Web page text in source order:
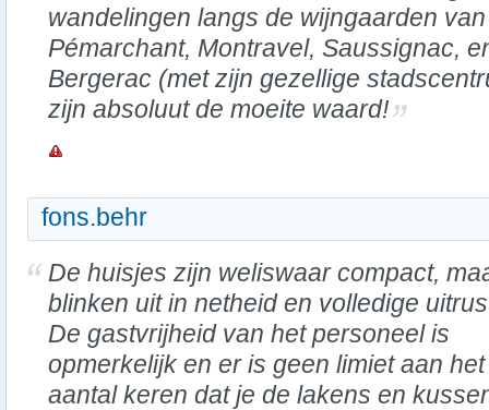
wandelingen langs de wijngaarden
Pémarchant, Montravel, Saussignac,
Bergerac (met zijn gezellige
zijn absoluut de moeite waard!
fons.behr
De huisjes zijn weliswaar compact,
blinken uit in netheid en volledige
De gastvrijheid van het personeel is
opmerkelijk en er is geen limiet aan het
aantal keren dat je de lakens en